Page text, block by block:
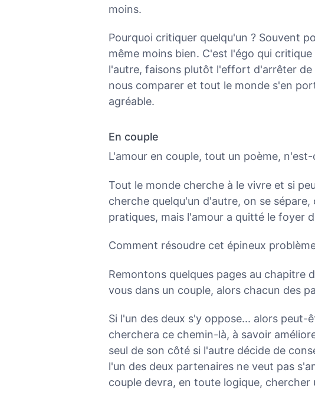
moins.
Pourquoi critiquer quelqu'un ? Souvent
même moins bien. C'est l'égo qui
l'autre, faisons plutôt l'effort d'arrêter de
nous comparer et tout le monde s'en
agréable.
En couple
L'amour en couple, tout un poème, n'est-
Tout le monde cherche à le vivre et si
cherche quelqu'un d'autre, on se
pratiques, mais l'amour a quitté le foyer
Comment résoudre cet épineux
Remontons quelques pages au chapitre
vous dans un couple, alors chacun des
Si l'un des deux s'y oppose... alors peut-
cherchera ce chemin-là, à savoir
seul de son côté si l'autre décide de
l'un des deux partenaires ne veut pas
couple devra, en toute logique, chercher